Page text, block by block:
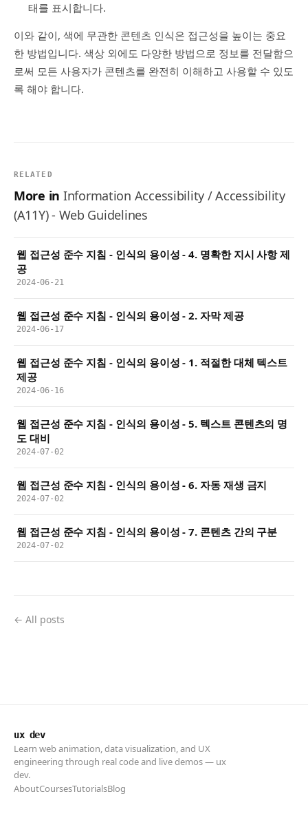
태를 표시합니다.
이와 같이, 색에 무관한 콘텐츠 인식은 접근성을 높이는 중요
한 방법입니다. 색상 외에도 다양한 방법으로 정보를 전달함으
로써 모든 사용자가 콘텐츠를 완전히 이해하고 사용할 수 있도
록 해야 합니다.
RELATED
More in Information Accessibility / Accessibility
(A11Y) - Web Guidelines
웹 접근성 준수 지침 - 인식의 용이성 - 4. 명확한 지시 사항 제
공
2024-06-21
웹 접근성 준수 지침 - 인식의 용이성 - 2. 자막 제공
2024-06-17
웹 접근성 준수 지침 - 인식의 용이성 - 1. 적절한 대체 텍스트
제공
2024-06-16
웹 접근성 준수 지침 - 인식의 용이성 - 5. 텍스트 콘텐츠의 명
도 대비
2024-07-02
웹 접근성 준수 지침 - 인식의 용이성 - 6. 자동 재생 금지
2024-07-02
웹 접근성 준수 지침 - 인식의 용이성 - 7. 콘텐츠 간의 구분
2024-07-02
← All posts
ux dev
Learn web animation, data visualization, and UX
engineering through real code and live demos — ux
dev.
AboutCoursesTutorialsBlog